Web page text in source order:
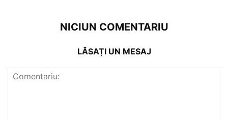
NICIUN COMENTARIU
LĂSAȚI UN MESAJ